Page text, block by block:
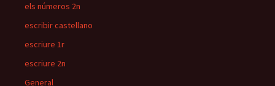
els números 2n
escribir castellano
escriure 1r
escriure 2n
General